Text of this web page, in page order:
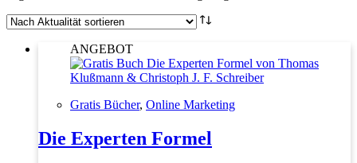
ANGEBOT
Gratis Bücher, Online Marketing
Die Experten Formel